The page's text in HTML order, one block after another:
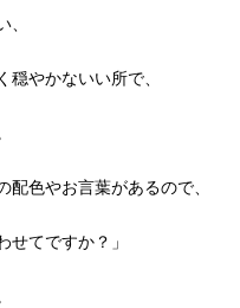
やかないい所で、
色やお言葉があるので、
せてですか？」